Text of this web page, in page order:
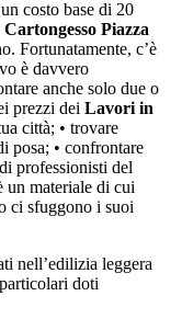
costo base di 20
Piazza
Fortunatamente, c’è
è davvero
anche solo due o
prezzi dei Lavori in
città; • trovare
posa; • confrontare
professionisti del
un materiale di cui
ci sfuggono i suoi
nell’edilizia leggera
doti